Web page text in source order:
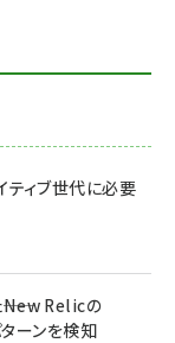
ティブ世代に必要
Relicの
ーンを検知